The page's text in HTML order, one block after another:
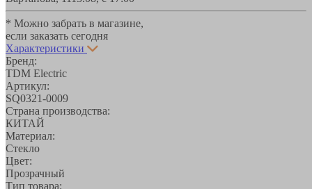
* Можно забрать в магазине,
если заказать сегодня
Характеристики
Бренд:
TDM Electric
Артикул:
SQ0321-0009
Страна производства:
КИТАЙ
Материал:
Стекло
Цвет:
Прозрачный
Тип товара: